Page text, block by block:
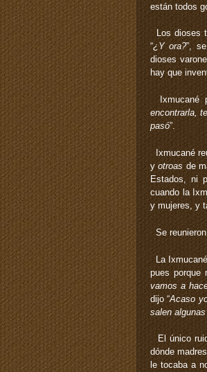
están todos
Los dioses
“¿Y ora?”,
dioses
hay que
Ixmucané
encontrarla,
pasó”.
Ixmucané
yotroas de
Estados, ni
cuando la
y mujeres, y
Se reunieron
La
pues porque
vamos a
dijo “Acaso
salen
El único
dónde
le tocaba a